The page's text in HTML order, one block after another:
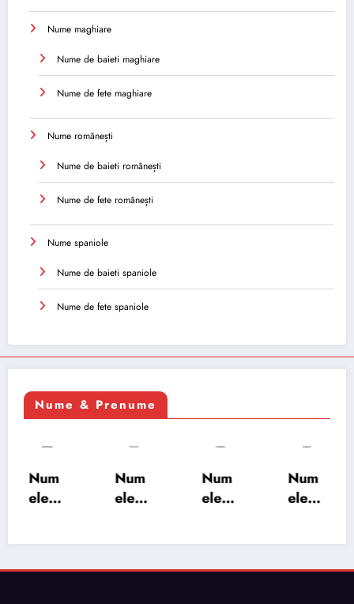
Nume maghiare
Nume de baieti maghiare
Nume de fete maghiare
Nume românești
Nume de baieti românești
Nume de fete românești
Nume spaniole
Nume de baieti spaniole
Nume de fete spaniole
Nume & Prenume
Num
ele
semn
Num
ele
semn
Num
ele
semn
Num
ele
ificați